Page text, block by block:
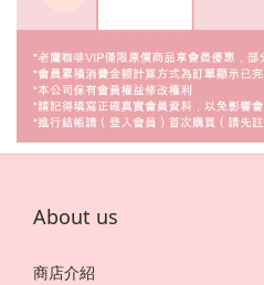
About us
商店介紹